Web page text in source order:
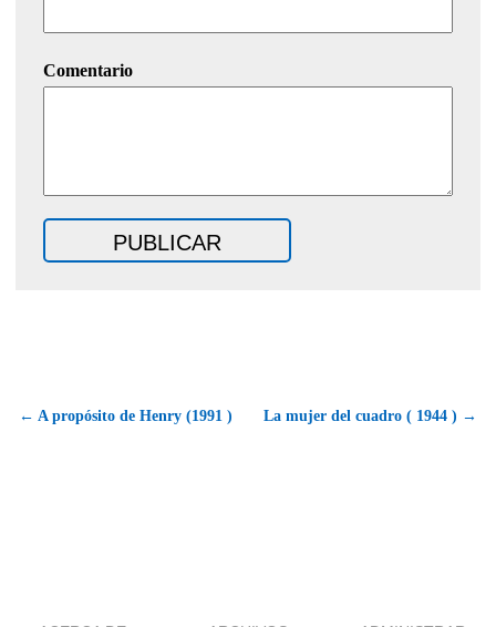
Comentario
← A propósito de Henry (1991 ) La mujer del cuadro ( 1944 ) →